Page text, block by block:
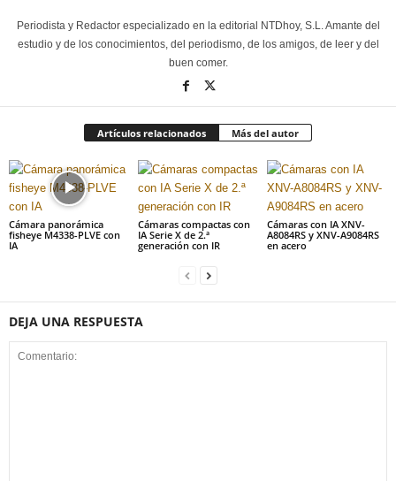
Periodista y Redactor especializado en la editorial NTDhoy, S.L. Amante del
estudio y de los conocimientos, del periodismo, de los amigos, de leer y del
buen comer.
Artículos relacionados Más del autor
Cámara panorámica
fisheye M4338-PLVE con
IA
Cámaras compactas con
IA Serie X de 2.ª
generación con IR
Cámaras con IA XNV-
A8084RS y XNV-A9084RS
en acero
DEJA UNA RESPUESTA